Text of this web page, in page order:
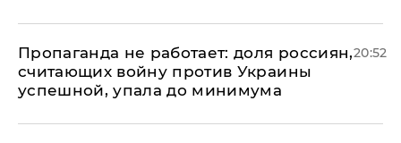
​Пропаганда не работает: доля россиян,
считающих войну против Украины
успешной, упала до минимума
20:52